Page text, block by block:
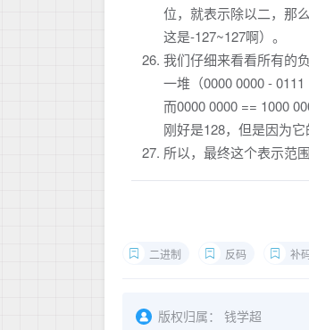
位，就表示除以二，那
这是-127~127啊）。
我们仔细来看看所有的
一堆（0000 0000 -
而0000 0000 == 1000
刚好是128，但是因为
所以，最终这个表示范
二进制 反码 补
版权归属： 钱学超